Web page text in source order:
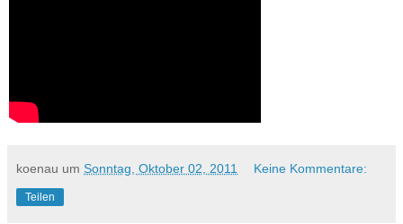
koenau um Sonntag, Oktober 02, 2011 Keine Kommentare:
Teilen